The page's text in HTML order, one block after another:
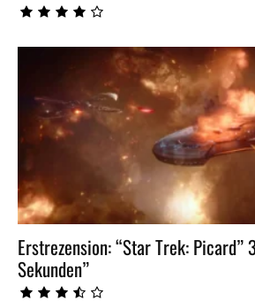
Erstrezension: “Star Trek: Picard”
Sekunden”